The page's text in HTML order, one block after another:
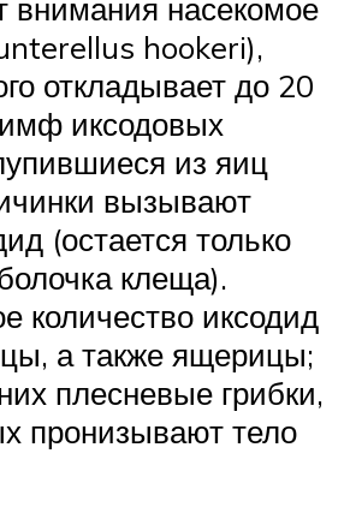
внимания насекомое
hookeri),
откладывает до 20
иксодовых
из яиц
вызывают
(остается только
клеща).
количество иксодид
а также ящерицы;
плесневые грибки,
пронизывают тело